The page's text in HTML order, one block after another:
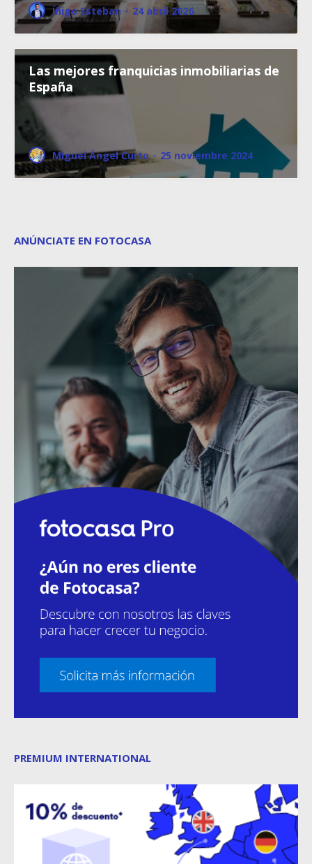
Íñigo Esteban · 24 abril 2026
Las mejores franquicias inmobiliarias de
España
Miguel Ángel Curto · 25 noviembre 2024
ANÚNCIATE EN FOTOCASA
PREMIUM INTERNATIONAL